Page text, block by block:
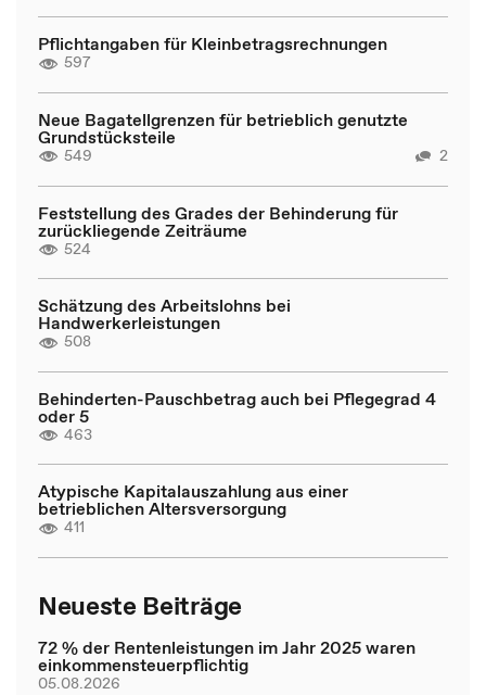
Pflichtangaben für Kleinbetragsrechnungen
597
Neue Bagatellgrenzen für betrieblich genutzte
Grundstücksteile
549 2
Feststellung des Grades der Behinderung für
zurückliegende Zeiträume
524
Schätzung des Arbeitslohns bei
Handwerkerleistungen
508
Behinderten-Pauschbetrag auch bei Pflegegrad 4
oder 5
463
Atypische Kapitalauszahlung aus einer
betrieblichen Altersversorgung
411
Neueste Beiträge
72 % der Rentenleistungen im Jahr 2025 waren
einkommensteuerpflichtig
05.08.2026